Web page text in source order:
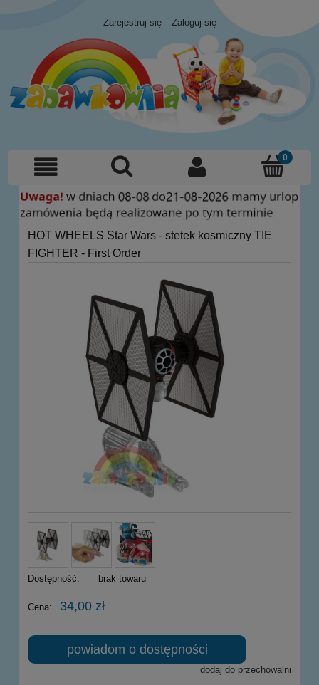
Zarejestruj się Zaloguj się
HOT WHEELS Star Wars - stetek kosmiczny TIE
FIGHTER - First Order
Dostępność: brak towaru
Cena: 34,00 zł
powiadom o dostępności
dodaj do przechowalni